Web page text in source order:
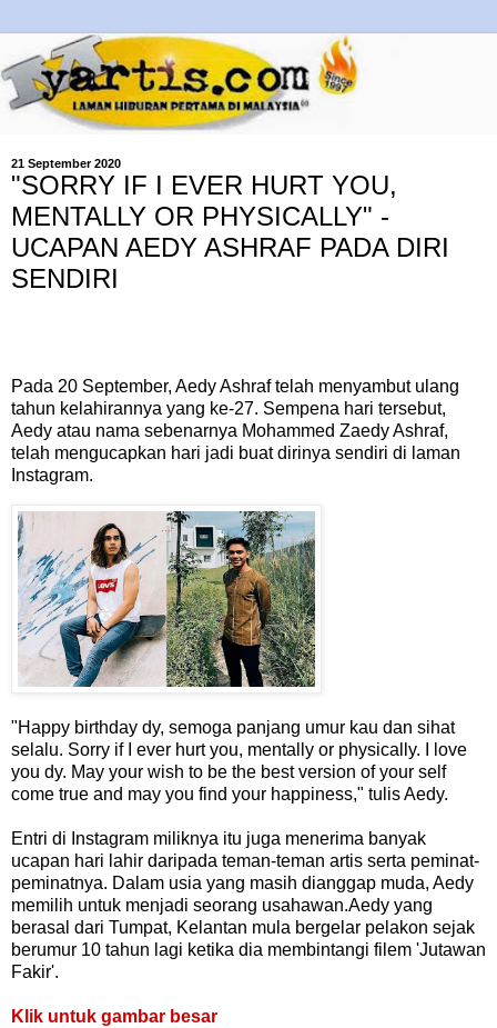
21 September 2020
"SORRY IF I EVER HURT YOU,
MENTALLY OR PHYSICALLY" -
UCAPAN AEDY ASHRAF PADA DIRI
SENDIRI
Pada 20 September, Aedy Ashraf telah menyambut ulang
tahun kelahirannya yang ke-27. Sempena hari tersebut,
Aedy atau nama sebenarnya Mohammed Zaedy Ashraf,
telah mengucapkan hari jadi buat dirinya sendiri di laman
Instagram.
"Happy birthday dy, semoga panjang umur kau dan sihat
selalu. Sorry if I ever hurt you, mentally or physically. I love
you dy. May your wish to be the best version of your self
come true and may you find your happiness," tulis Aedy.
Entri di Instagram miliknya itu juga menerima banyak
ucapan hari lahir daripada teman-teman artis serta peminat-
peminatnya. Dalam usia yang masih dianggap muda, Aedy
memilih untuk menjadi seorang usahawan.Aedy yang
berasal dari Tumpat, Kelantan mula bergelar pelakon sejak
berumur 10 tahun lagi ketika dia membintangi filem 'Jutawan
Fakir'.
Klik untuk gambar besar